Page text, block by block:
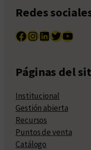
Redes
Facebook InstagramLinkedIn Twitter YouTube
Páginas del
Institucional
Gestión abierta
Recursos
Puntos de venta
Catálogo